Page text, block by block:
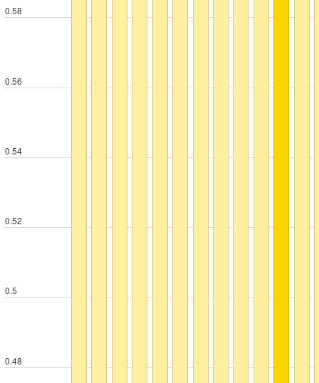
0.48
0.5
0.52
0.54
0.56
0.58